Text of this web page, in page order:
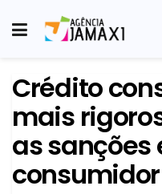
Crédito
mais
as sanções
consumidor